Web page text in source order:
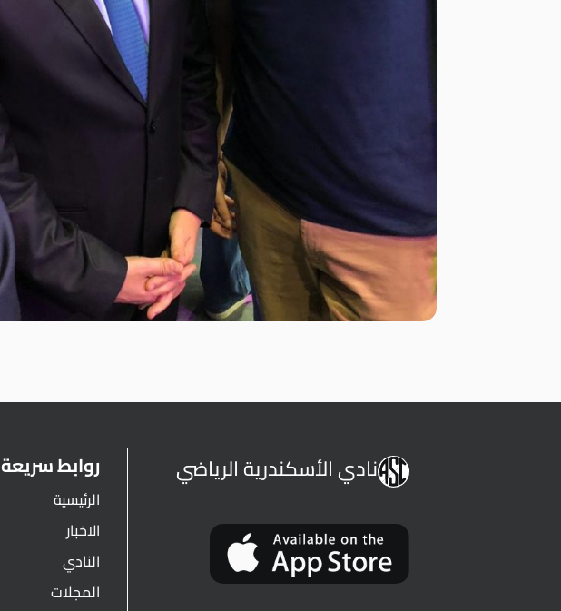
نادي الأسكندرية الرياضي روابط سريعة
الرئيسية
الاخبار
النادي
المجلات